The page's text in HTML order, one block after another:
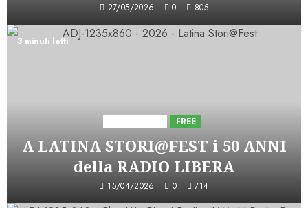
27/05/2026 0 805
3 minuti letti
FREE
A LATINA STORI@FEST i 50 ANNI
della RADIO LIBERA
15/04/2026 0 714